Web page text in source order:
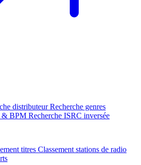
distributeur Recherche genres
& BPM Recherche ISRC inversée
titres Classement stations de radio